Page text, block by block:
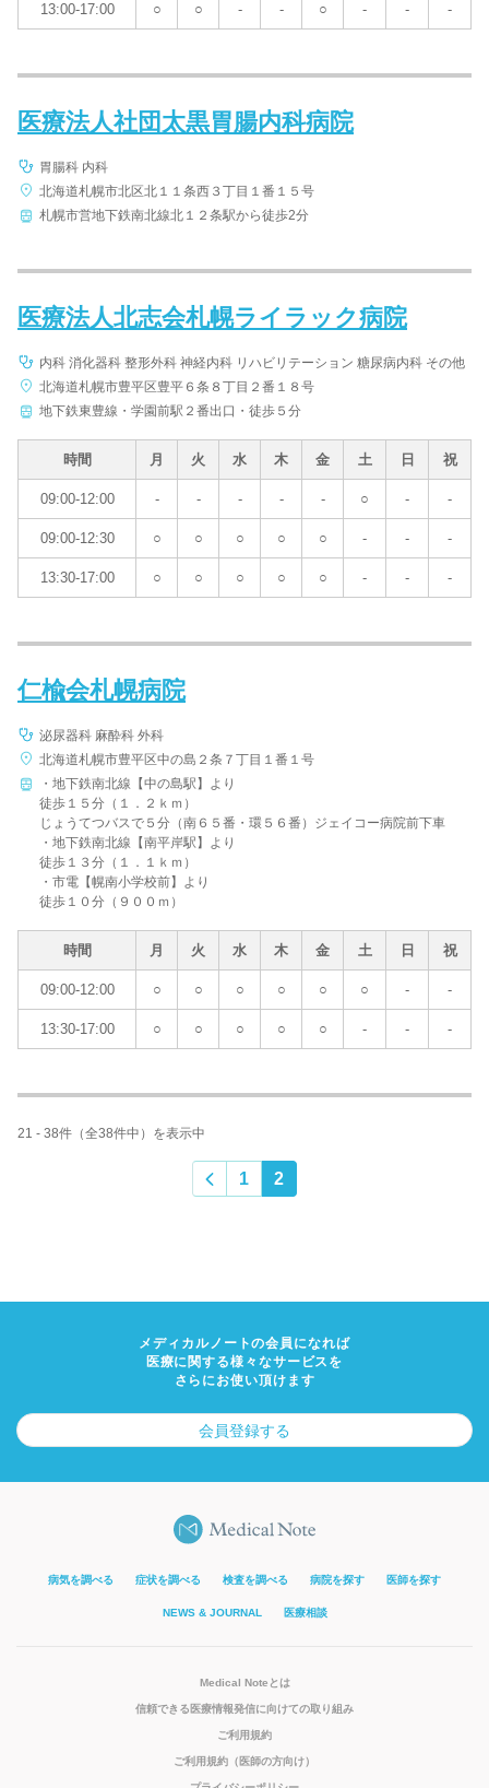
13:00-17:00 ○ ○ - - ○ - - -
医療法人社団太黒胃腸内科病院
胃腸科 内科
北海道札幌市北区北１１条西３丁目１番１５号
札幌市営地下鉄南北線北１２条駅から徒歩2分
医療法人北志会札幌ライラック病院
内科 消化器科 整形外科 神経内科 リハビリテーション 糖尿病内科 その他
北海道札幌市豊平区豊平６条８丁目２番１８号
地下鉄東豊線・学園前駅２番出口・徒歩５分
時間 月 火 水 木 金 土 日 祝
09:00-12:00 - - - - - ○ - -
09:00-12:30 ○ ○ ○ ○ ○ - - -
13:30-17:00 ○ ○ ○ ○ ○ - - -
仁楡会札幌病院
泌尿器科 麻酔科 外科
北海道札幌市豊平区中の島２条７丁目１番１号
・地下鉄南北線【中の島駅】より
徒歩１５分（１．２ｋｍ）
じょうてつバスで５分（南６５番・環５６番）ジェイコー病院前下車
・地下鉄南北線【南平岸駅】より
徒歩１３分（１．１ｋｍ）
・市電【幌南小学校前】より
徒歩１０分（９００ｍ）
時間 月 火 水 木 金 土 日 祝
09:00-12:00 ○ ○ ○ ○ ○ ○ - -
13:30-17:00 ○ ○ ○ ○ ○ - - -
21 - 38件（全38件中）を表示中
1 2
メディカルノートの会員になれば
医療に関する様々なサービスを
さらにお使い頂けます
会員登録する
病気を調べる 症状を調べる 検査を調べる 病院を探す 医師を探す
NEWS & JOURNAL 医療相談
Medical Noteとは
信頼できる医療情報発信に向けての取り組み
ご利用規約
ご利用規約（医師の方向け）